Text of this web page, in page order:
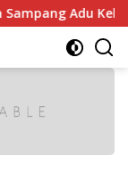
Kekompakan